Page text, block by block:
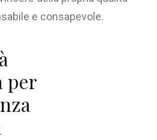
e consapevole.
per